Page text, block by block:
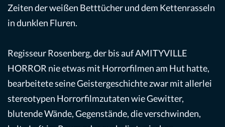
Zeiten der weißen Betttücher und dem Kettenrasseln
in dunklen Fluren.
Regisseur Rosenberg, der bis auf AMITYVILLE
HORROR nie etwas mit Horrorfilmen am Hut hatte,
bearbeitete seine Geistergeschichte zwar mit allerlei
stereotypen Horrorfilmzutaten wie Gewitter,
blutende Wände, Gegenstände, die verschwinden,